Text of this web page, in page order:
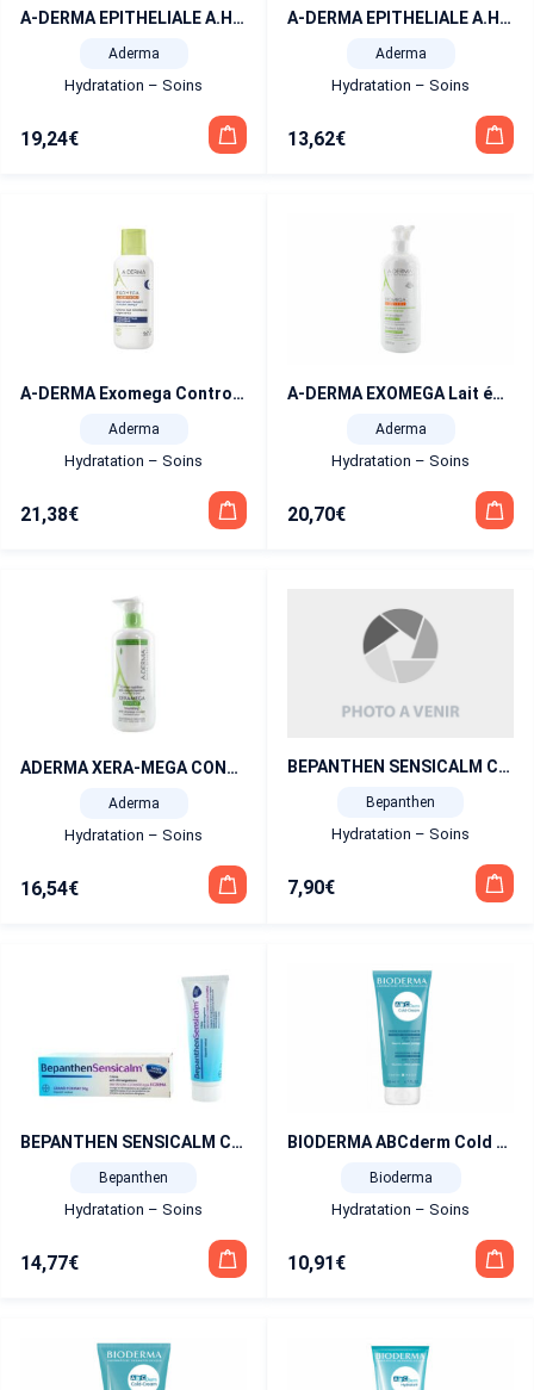
A-DERMA EPITHELIALE A.H Ultra Repair Crème Réparatrice Anti-marques 100 ml
Aderma
Hydratation – Soins
19,24€
A-DERMA EPITHELIALE A.H Ultra Repair Crème Réparatrice Anti-marques 40 ml
Aderma
Hydratation – Soins
13,62€
A-DERMA Exomega Control Crème Nuit Émolliente Réparatrice 400 ml
Aderma
Hydratation – Soins
21,38€
A-DERMA EXOMEGA Lait émollient 400 ml
Aderma
Hydratation – Soins
20,70€
ADERMA XERA-MEGA CONFORT crème nutritive anti-dessèchement 400 ml
Aderma
Hydratation – Soins
16,54€
BEPANTHEN SENSICALM Crème 20 g
Bepanthen
Hydratation – Soins
7,90€
BEPANTHEN SENSICALM Crème 50 g
Bepanthen
Hydratation – Soins
14,77€
BIODERMA ABCderm Cold Cream crème visage et corps 200ml
Bioderma
Hydratation – Soins
10,91€